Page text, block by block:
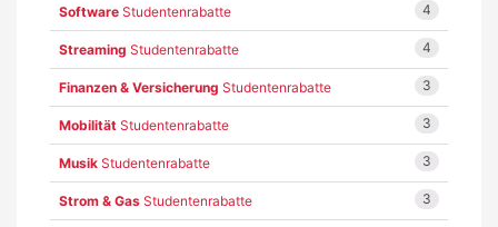
Software Studentenrabatte 4
Streaming Studentenrabatte 4
Finanzen & Versicherung Studentenrabatte 3
Mobilität Studentenrabatte 3
Musik Studentenrabatte 3
Strom & Gas Studentenrabatte 3